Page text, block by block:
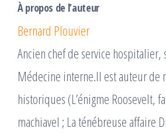
À propos de l’auteur
Bernard Plouvier
Ancien chef de service hospitalier,
Méde­cine interne.Il est auteur de
historiques (L’énigme Roosevelt,
machiavel ; La ténébreuse affaire